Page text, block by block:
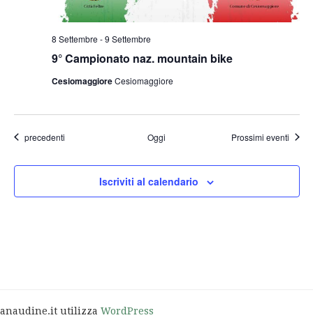
9° Campionato naz. mountain bike
8 Settembre -9 Settembre
CesiomaggioreCesiomaggiore
Eventi
precedenti Oggi Prossimi eventi
Iscriviti al calendario
anaudine.it utilizza WordPress